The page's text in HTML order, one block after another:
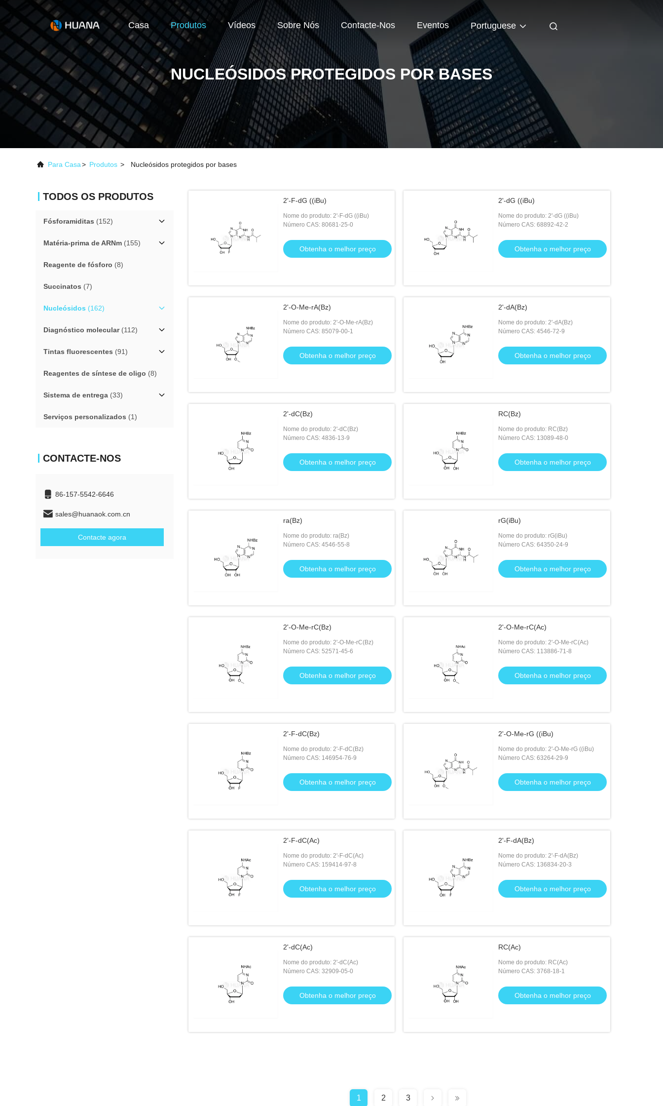
Casa Produtos Vídeos Sobre Nós Contacte-Nos Eventos Portuguese
NUCLEÓSIDOS PROTEGIDOS POR BASES
Para Casa> Produtos > Nucleósidos protegidos por bases
TODOS OS PRODUTOS
Fósforamiditas (152)
Matéria-prima de ARNm (155)
Reagente de fósforo (8)
Succinatos (7)
Nucleósidos (162)
Diagnóstico molecular(112)
Tintas fluorescentes (91)
Reagentes de síntese de oligo (8)
Sistema de entrega (33)
Serviços personalizados (1)
CONTACTE-NOS
86-157-5542-6646
sales@huanaok.com.cn
Contacte agora
2'-F-dG ((iBu)
Nome do produto: 2'-F-dG ((iBu)
Número CAS: 80681-25-0
Obtenha o melhor preço
2'-dG ((iBu)
Nome do produto: 2'-dG ((iBu)
Número CAS: 68892-42-2
Obtenha o melhor preço
2'-O-Me-rA(Bz)
Nome do produto: 2'-O-Me-rA(Bz)
Número CAS: 85079-00-1
Obtenha o melhor preço
2'-dA(Bz)
Nome do produto: 2'-dA(Bz)
Número CAS: 4546-72-9
Obtenha o melhor preço
2'-dC(Bz)
Nome do produto: 2'-dC(Bz)
Número CAS: 4836-13-9
Obtenha o melhor preço
RC(Bz)
Nome do produto: RC(Bz)
Número CAS: 13089-48-0
Obtenha o melhor preço
ra(Bz)
Nome do produto: ra(Bz)
Número CAS: 4546-55-8
Obtenha o melhor preço
rG(iBu)
Nome do produto: rG(iBu)
Número CAS: 64350-24-9
Obtenha o melhor preço
2'-O-Me-rC(Bz)
Nome do produto: 2'-O-Me-rC(Bz)
Número CAS: 52571-45-6
Obtenha o melhor preço
2'-O-Me-rC(Ac)
Nome do produto: 2'-O-Me-rC(Ac)
Número CAS: 113886-71-8
Obtenha o melhor preço
2'-F-dC(Bz)
Nome do produto: 2'-F-dC(Bz)
Número CAS: 146954-76-9
Obtenha o melhor preço
2'-O-Me-rG ((iBu)
Nome do produto: 2'-O-Me-rG ((iBu)
Número CAS: 63264-29-9
Obtenha o melhor preço
2'-F-dC(Ac)
Nome do produto: 2'-F-dC(Ac)
Número CAS: 159414-97-8
Obtenha o melhor preço
2'-F-dA(Bz)
Nome do produto: 2'-F-dA(Bz)
Número CAS: 136834-20-3
Obtenha o melhor preço
2'-dC(Ac)
Nome do produto: 2'-dC(Ac)
Número CAS: 32909-05-0
Obtenha o melhor preço
RC(Ac)
Nome do produto: RC(Ac)
Número CAS: 3768-18-1
Obtenha o melhor preço
1 2 3